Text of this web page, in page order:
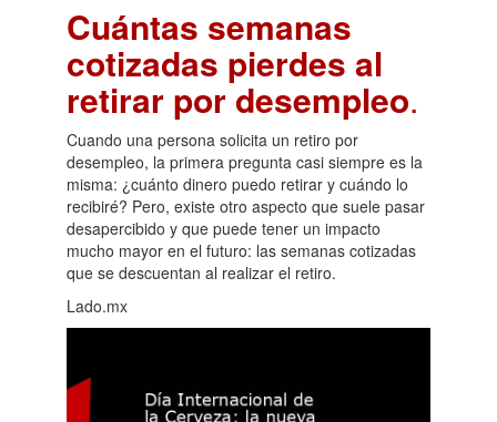
Cuántas semanas
cotizadas pierdes al
retirar por desempleo.
Cuando una persona solicita un retiro por
desempleo, la primera pregunta casi siempre es la
misma: ¿cuánto dinero puedo retirar y cuándo lo
recibiré? Pero, existe otro aspecto que suele pasar
desapercibido y que puede tener un impacto
mucho mayor en el futuro: las semanas cotizadas
que se descuentan al realizar el retiro.
Lado.mx